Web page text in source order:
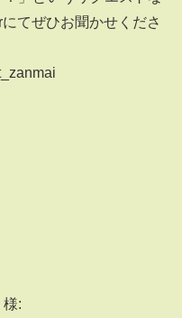
てぜひお聞かせくださ
: